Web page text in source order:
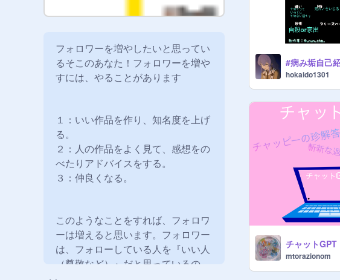
フォロワーを増やしたいと思ってい
るそこのあなた！フォロワーを増や
すには、やることがあります
１：いい作品を作り、知名度を上げ
る。
２：人の作品をよく見て、感想をの
べたりアドバイスをする。
３：仲良くなる。
このようなことをすれば、フォロワ
ーは増えると思います。フォロワー
は、フォローしている人を『いい人
（尊敬など）』だと思っているの
hokaido1301
チャットGPT
mtorazionom